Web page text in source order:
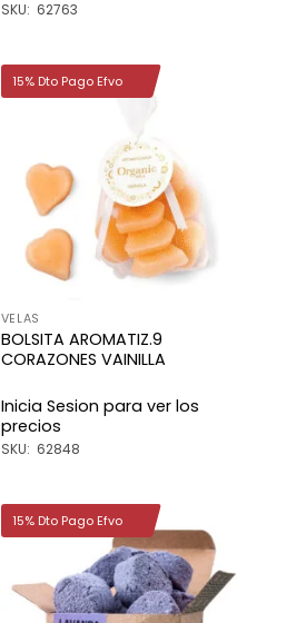
SKU: 62763
deseos
VELAS
BOLSITA AROMATIZ.9
CORAZONES VAINILLA
Inicia Sesion para ver los
precios
SKU: 62848
15% Dto Pago Efvo
Añadir
a la
lista de
deseos
15% Dto Pago Efvo